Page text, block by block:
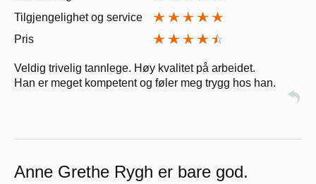
Tilgjengelighet og service
Pris
Veldig trivelig tannlege. Høy kvalitet på arbeidet.
Han er meget kompetent og føler meg trygg hos han.
Anne Grethe Rygh er bare god.